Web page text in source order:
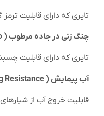
تایری که دارای قابلیت
چنگ زنی در جاده مرطوب ( Wet Grip )
تایری که دارای قابلیت
آب پیمایش ( Aquaplaning Resistance )
قابلیت خروج آب از